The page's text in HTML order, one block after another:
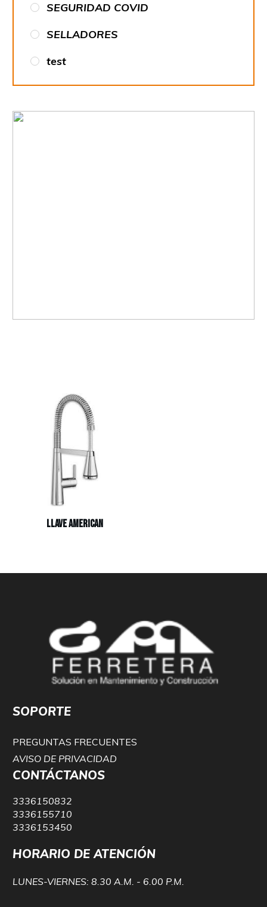
SEGURIDAD COVID
SELLADORES
test
Llave american
SOPORTE
PREGUNTAS FRECUENTES
AVISO DE PRIVACIDAD
CONTÁCTANOS
3336150832
3336155710
3336153450
HORARIO DE ATENCIÓN
LUNES-VIERNES: 8.30 A.M. - 6.00 P.M.